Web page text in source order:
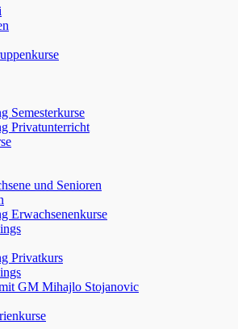
Semesterkurse
Privatunterricht
und Senioren
Erwachsenenkurse
Privatkurs
GM Mihajlo Stojanovic